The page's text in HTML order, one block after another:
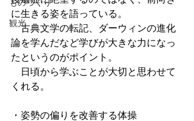
ものづくり
観光
に生きる姿を語っている。
古典文学の転記、ダーウィンの進化
論を学んだなど学びが大きな力になっ
たというのがポイント。
日頃から学ぶことが大切と思わせて
くれる。
・姿勢の偏りを改善する体操